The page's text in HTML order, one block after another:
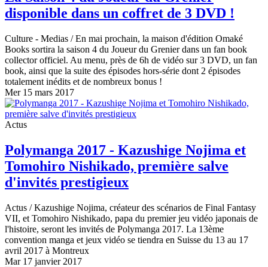
disponible dans un coffret de 3 DVD !
Culture - Medias / En mai prochain, la maison d'édition Omaké
Books sortira la saison 4 du Joueur du Grenier dans un fan book
collector officiel. Au menu, près de 6h de vidéo sur 3 DVD, un fan
book, ainsi que la suite des épisodes hors-série dont 2 épisodes
totalement inédits et de nombreux bonus !
Mer 15 mars 2017
Actus
Polymanga 2017 - Kazushige Nojima et
Tomohiro Nishikado, première salve
d'invités prestigieux
Actus / Kazushige Nojima, créateur des scénarios de Final Fantasy
VII, et Tomohiro Nishikado, papa du premier jeu vidéo japonais de
l'histoire, seront les invités de Polymanga 2017. La 13ème
convention manga et jeux vidéo se tiendra en Suisse du 13 au 17
avril 2017 à Montreux
Mar 17 janvier 2017